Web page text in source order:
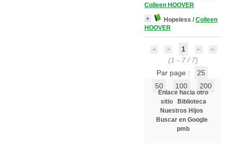
Colleen HOOVER
Hopeless / Colleen
HOOVER
1
(1 - 7 / 7)
Par page :
25
50
100 200
Enlace hacia otro
sitio
Biblioteca
Nuestros Hijos
Buscar en Google
pmb